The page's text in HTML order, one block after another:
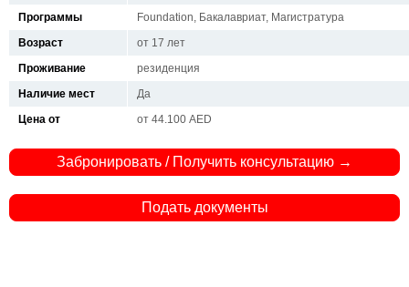
Программы
Foundation, Бакалавриат, Магистратура
Возраст
от 17 лет
Проживание
резиденция
Наличие мест
Да
Цена от
от 44.100 AED
Забронировать / Получить консультацию →
Подать документы